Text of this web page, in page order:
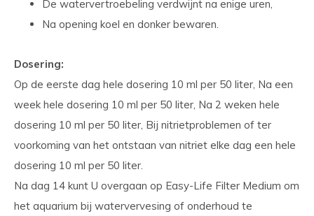
De watervertroebeling verdwijnt na enige uren,
Na opening koel en donker bewaren.
Dosering:
Op de eerste dag hele dosering 10 ml per 50 liter, Na een
week hele dosering 10 ml per 50 liter, Na 2 weken hele
dosering 10 ml per 50 liter, Bij nitrietproblemen of ter
voorkoming van het ontstaan van nitriet elke dag een hele
dosering 10 ml per 50 liter.
Na dag 14 kunt U overgaan op Easy-Life Filter Medium om
het aquarium bij watervervesing of onderhoud te